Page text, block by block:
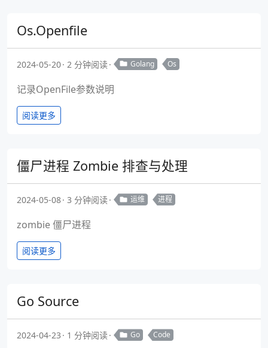
Os.Openfile
2024-05-20 2 分钟阅读 Golang Os
记录OpenFile参数说明
阅读更多
僵尸进程 Zombie 排查与处理
2024-05-08 3 分钟阅读 运维 进程
zombie 僵尸进程
阅读更多
Go Source
2024-04-23 1 分钟阅读 Go Code